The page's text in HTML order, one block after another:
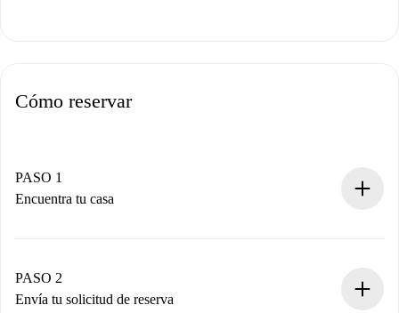
Cómo reservar
PASO 1
Encuentra tu casa
Tienes toda la información necesaria por adelantado.
PASO 2
Envía tu solicitud de reserva